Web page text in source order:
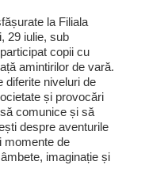
la Filiala
29 iulie, sub
copii cu
amintirilor de vară.
diferite niveluri de
și provocări
comunice și să
despre aventurile
momente de
imaginație și